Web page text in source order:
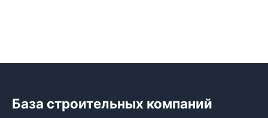
База строительных компаний